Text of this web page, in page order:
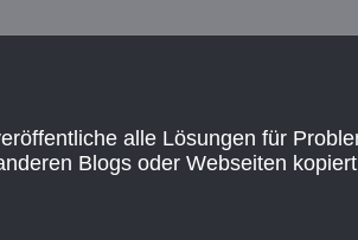
alle Lösungen für
Blogs oder Webseiten